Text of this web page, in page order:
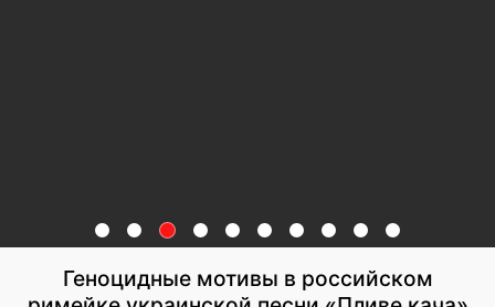
Геноцидные мотивы в российском